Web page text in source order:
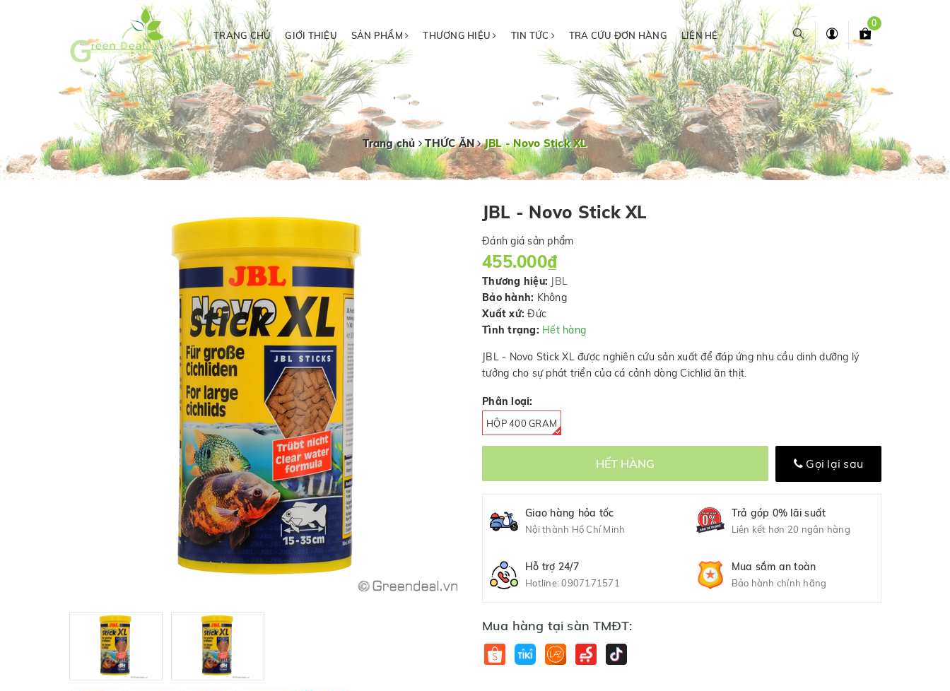
TRANG CHỦ GIỚI THIỆU SẢN PHẨM THƯƠNG HIỆU TIN TỨC TRA CỨU ĐƠN HÀNG LIÊN HỆ
0
Trang chủ THỨC ĂN JBL - Novo Stick XL
JBL - Novo Stick XL
Đánh giá sản phẩm
455.000₫
Thương hiệu:
JBL
Bảo hành: Không
Xuất xứ: Đức
Tình trạng: Hết hàng
JBL - Novo Stick XL được nghiên cứu sản xuất để đáp ứng nhu cầu dinh dưỡng lý
tưởng cho sự phát triển của cá cảnh dòng Cichlid ăn thịt.
Phân loại:
HỘP 400 GRAM
HẾT HÀNG Gọi lại sau
Giao hàng hỏa tốc
Nội thành Hồ Chí Minh
Trả góp 0% lãi suất
Liên kết hơn 20 ngân hàng
Hỗ trợ 24/7
Hotline:0907171571
Mua sắm an toàn
Bảo hành chính hãng
Mua hàng tại sàn TMĐT: